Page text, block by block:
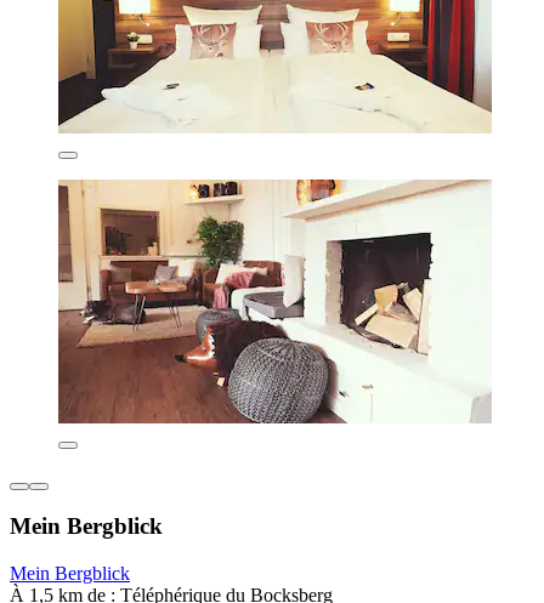
Mein Bergblick
Mein Bergblick
À 1,5 km de : Téléphérique du Bocksberg